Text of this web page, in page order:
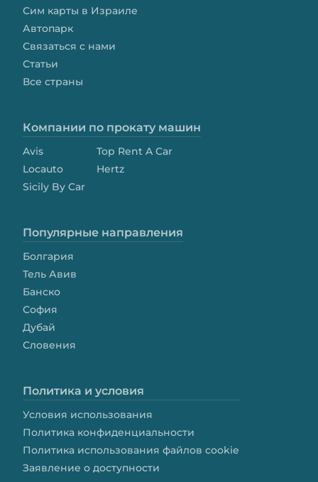
Сим карты в Израиле
Автопарк
Связаться с нами
Статьи
Все страны
Компании по прокату машин
Avis
Locauto
Sicily By Car
Top Rent A Car
Hertz
Популярные направления
Болгария
Тель Авив
Банско
София
Дубай
Словения
Политика и условия
Условия использования
Политика конфиденциальности
Политика использования файлов cookie
Заявление о доступности